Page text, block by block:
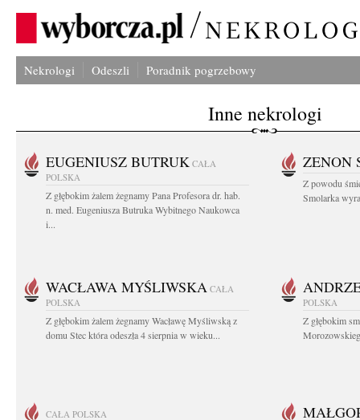
Nekrologi Odeszli Poradnik pogrzebowy
Inne nekrologi
EUGENIUSZ BUTRUK CAŁA
POLSKA
Z głębokim żalem żegnamy Pana Profesora dr. hab.
n. med. Eugeniusza Butruka Wybitnego Naukowca
i...
ZENON
Z powodu
Smolarka
WACŁAWA MYŚLIWSKA CAŁA
POLSKA
Z głębokim żalem żegnamy Wacławę Myśliwską z
domu Stec która odeszła 4 sierpnia w wieku...
POLSKA
Z głębokim
CAŁA POLSKA